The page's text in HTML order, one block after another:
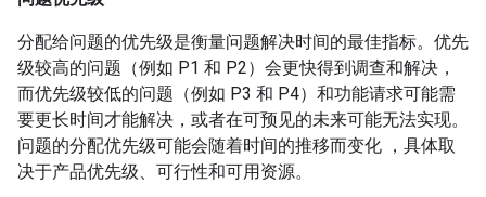
分配给问题的优先级是衡量问题解决时间的最佳指标。优先
级较高的问题（例如 P1 和 P2）会更快得到调查和解决，
而优先级较低的问题（例如 P3 和 P4）和功能请求可能需
要更长时间才能解决，或者在可预见的未来可能无法实现。
问题的分配优先级可能会随着时间的推移而变化 ，具体取
决于产品优先级、可行性和可用资源。